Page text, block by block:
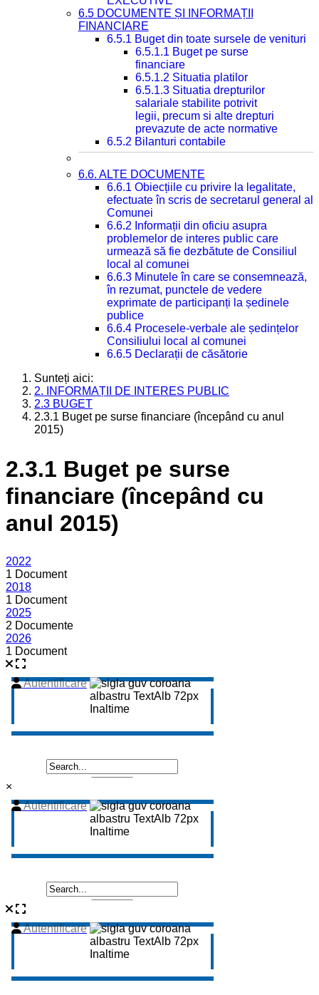
6.5 DOCUMENTE ȘI INFORMAȚII
FINANCIARE
6.5.1 Buget din toate sursele de venituri
6.5.1.1 Buget pe surse
financiare
6.5.1.2 Situatia platilor
6.5.1.3 Situatia drepturilor
salariale stabilite potrivit
legii, precum si alte drepturi
prevazute de acte normative
6.5.2 Bilanturi contabile
6.6. ALTE DOCUMENTE
6.6.1 Obiecțiile cu privire la legalitate,
efectuate în scris de secretarul general al
Comunei
6.6.2 Informații din oficiu asupra
problemelor de interes public care
urmează să fie dezbătute de Consiliul
local al comunei
6.6.3 Minutele în care se consemnează,
în rezumat, punctele de vedere
exprimate de participanți la ședinele
publice
6.6.4 Procesele-verbale ale ședințelor
Consiliului local al comunei
6.6.5 Declarații de căsătorie
Sunteți aici:
2. INFORMAȚII DE INTERES PUBLIC
2.3 BUGET
2.3.1 Buget pe surse financiare (începând cu anul
2015)
2.3.1 Buget pe surse
financiare (începând cu
anul 2015)
2022
1 Document
2018
1 Document
2025
2 Documente
2026
1 Document
×